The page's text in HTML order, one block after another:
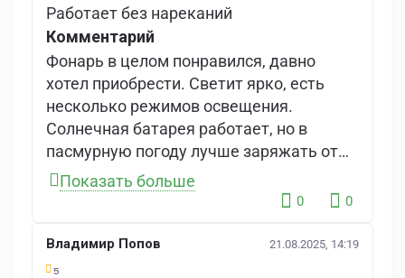
Работает без нареканий
Комментарий
Фонарь в целом понравился, давно
хотел приобрести. Светит ярко, есть
несколько режимов освещения.
Солнечная батарея работает, но в
пасмурную погоду лучше заряжать от
сети. Повербанк спасает, когда сядет
телефон. Корпус прочный, но немного
приобретению!
Показать больше
0 0
Владимир Попов 21.08.2025, 14:19
5